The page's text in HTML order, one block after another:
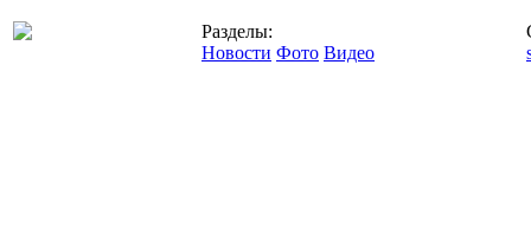
Разделы:
Новости Фото Видео